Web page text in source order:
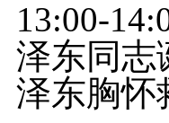
13:00-
泽东同志
泽东胸怀